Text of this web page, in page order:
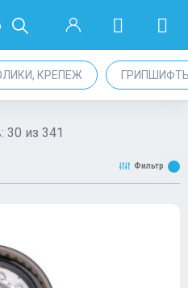
КРЕПЕЖ
30 из 341
Фильтр